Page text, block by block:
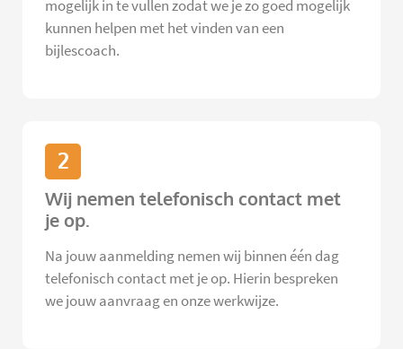
mogelijk in te vullen zodat we je zo goed mogelijk
kunnen helpen met het vinden van een
bijlescoach.
2
Wij nemen telefonisch contact met
je op.
Na jouw aanmelding nemen wij binnen één dag
telefonisch contact met je op. Hierin bespreken
we jouw aanvraag en onze werkwijze.